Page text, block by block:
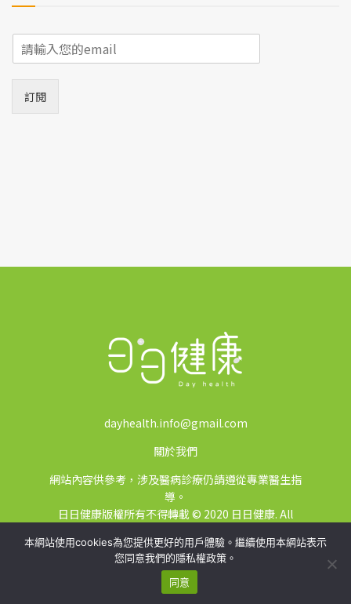
E
m
*
訂閱
dayhealth.info@gmail.com
關於我們
網站內容供參考，涉及醫病診療仍請遵從專業醫生指
導。
日日健康版權所有不得轉載 © 2020 日日健康. All
本網站使用cookies為您提供更好的用戶體驗。繼續使用本網站表示
您同意我們的隱私權政策。
同意